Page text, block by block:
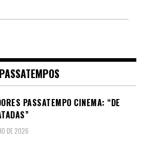
PASSATEMPOS
PASSATEMPO CINEMA: “DE
DE 2026